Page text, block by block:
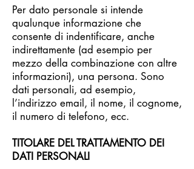
Per dato personale si intende
qualunque informazione che
consente di indentificare, anche
indirettamente (ad esempio per
mezzo della combinazione con altre
informazioni), una persona. Sono
dati personali, ad esempio,
l’indirizzo email, il nome, il cognome,
il numero di telefono, ecc.
TITOLARE DEL TRATTAMENTO DEI
DATI PERSONALI